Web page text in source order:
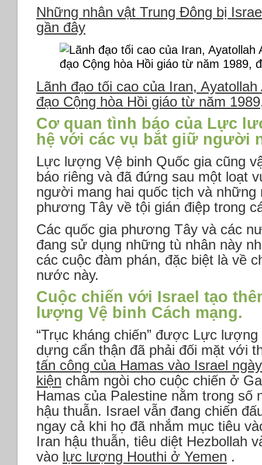
Những nhân vật Trung Đông bị
gần đây
Lãnh đạo tối cao của Iran,
đạo Cộng hòa Hồi giáo từ năm
Cơ quan tình báo của Lực
hệ với các vụ bắt giữ người
Lực lượng Vệ binh Quốc gia cũng
báo riêng và đã đứng sau một loạt
người mang hai quốc tịch và
phương Tây về tội gián điệp trong
Các quốc gia phương Tây và các
đang sử dụng những tù nhân này
các cuộc đàm phán, đặc biệt là về
nước này.
Cuộc chiến với Israel tạo
lượng Vệ binh Cách mạng.
“Trục kháng chiến” được Lực
dựng cẩn thận đã phải đối mặt với
tấn công của Hamas vào Israel
kiện châm ngòi cho cuộc chiến ở
Hamas của Palestine nằm trong
hậu thuẫn. Israel vẫn đang chiến
ngay cả khi họ đã nhắm mục tiêu
Iran hậu thuẫn, tiêu diệt Hezbollah
vào lực lượng Houthi ở Yemen .